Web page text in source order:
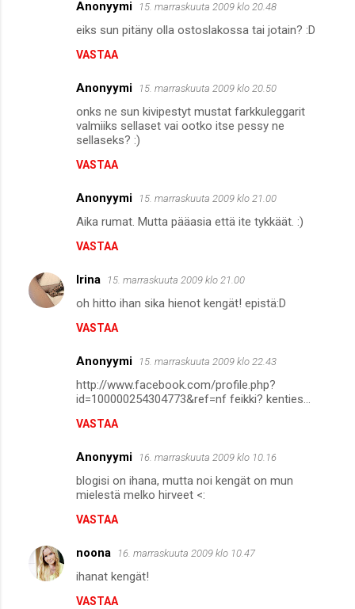
Anonyymi 15. marraskuuta 2009 klo 20.48
eiks sun pitäny olla ostoslakossa tai jotain? :D
VASTAA
Anonyymi 15. marraskuuta 2009 klo 20.50
onks ne sun kivipestyt mustat farkkuleggarit
valmiiks sellaset vai ootko itse pessy ne
sellaseks? :)
VASTAA
Anonyymi 15. marraskuuta 2009 klo 21.00
Aika rumat. Mutta pääasia että ite tykkäät. :)
VASTAA
Irina 15. marraskuuta 2009 klo 21.00
oh hitto ihan sika hienot kengät! epistä:D
VASTAA
Anonyymi 15. marraskuuta 2009 klo 22.43
http://www.facebook.com/profile.php?
id=100000254304773&ref=nf feikki? kenties...
VASTAA
Anonyymi 16. marraskuuta 2009 klo 10.16
blogisi on ihana, mutta noi kengät on mun
mielestä melko hirveet <:
VASTAA
noona 16. marraskuuta 2009 klo 10.47
ihanat kengät!
VASTAA